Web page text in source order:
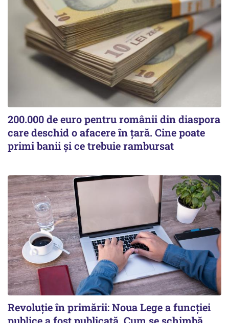
200.000 de euro pentru românii din diaspora
care deschid o afacere în țară. Cine poate
primi banii și ce trebuie rambursat
Revoluție în primării: Noua Lege a funcției